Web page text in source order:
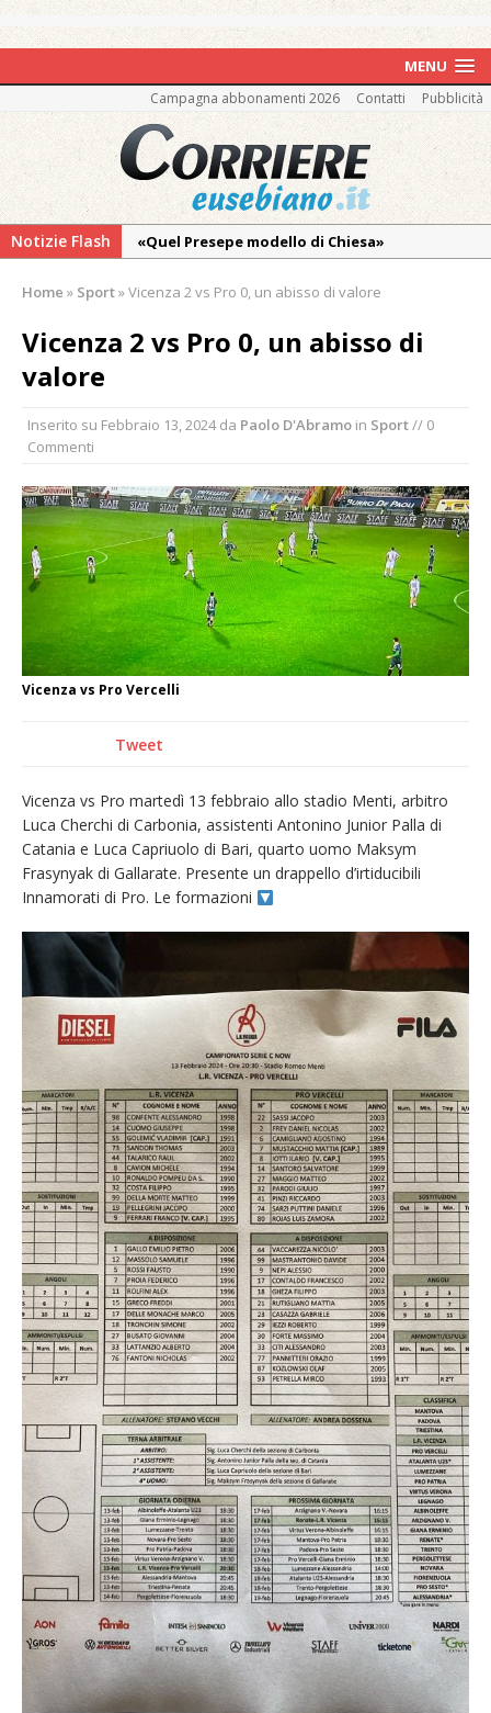
MENU
Campagna abbonamenti 2026 Contatti Pubblicità
Notizie Flash
«Quel Presepe modello di Chiesa»
Ringraziamento: convegno, messa e
mercatino agricolo
dell’Asl. Il Comune: «Misura precauzionale e
La Pro verso l’avvio della Stagione
La Regione stanzia oltre 38mila euro per il
carnevale di Santhià. La soddisfazione della
Pro Loco
Il Piemonte ha avviato la richiesta di calamità
naturale per la siccità estrema e gli incendi
Dieci anni fa l’ingresso a Vercelli
dell’arcivescovo mons. Marco Arnolfo
Home » Sport»Vicenza 2 vs Pro 0, un abisso di valore
Vicenza 2 vs Pro 0, un abisso di
valore
Inserito su Febbraio 13, 2024da Paolo D'Abramo in Sport// 0
Commenti
Vicenza vs Pro Vercelli
Tweet
Vicenza vs Pro martedì 13 febbraio allo stadio Menti, arbitro
Luca Cherchi di Carbonia, assistenti Antonino Junior Palla di
Catania e Luca Capriuolo di Bari, quarto uomo Maksym
Frasynyak di Gallarate. Presente un drappello d’irtiducibili
Innamorati di Pro. Le formazioni